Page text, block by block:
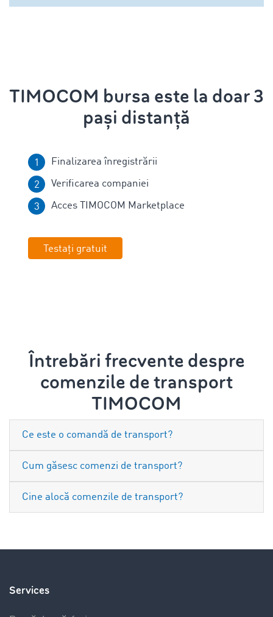
TIMOCOM bursa este la doar 3
pași distanță
Finalizarea înregistrării
Verificarea companiei
Acces TIMOCOM Marketplace
Testați gratuit
Întrebări frecvente despre
comenzile de transport
TIMOCOM
Ce este o comandă de transport?
Cum găsesc comenzi de transport?
Cine alocă comenzile de transport?
Services